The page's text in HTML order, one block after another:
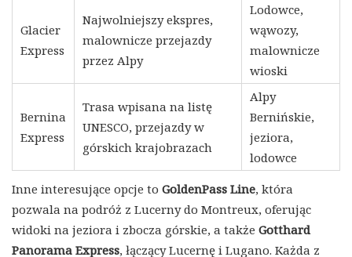
Glacier
Express
Najwolniejszy ekspres,
malownicze przejazdy
przez Alpy
Lodowce,
wąwozy,
malownicze
wioski
Bernina
Express
Trasa wpisana na listę
UNESCO, przejazdy w
górskich krajobrazach
Alpy
Bernińskie,
jeziora,
lodowce
Inne interesujące opcje to GoldenPass Line, która
pozwala na podróż z Lucerny do Montreux, oferując
widoki na jeziora i zbocza górskie, a także Gotthard
Panorama Express, łączący Lucernę i Lugano. Każda z